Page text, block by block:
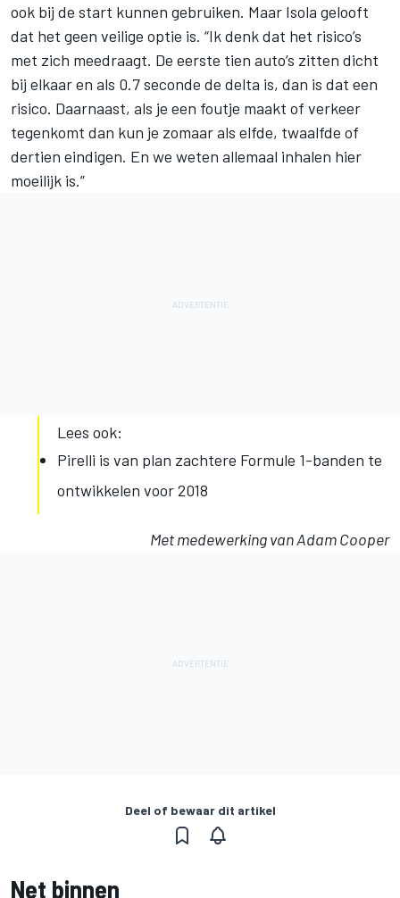
ook bij de start kunnen gebruiken. Maar Isola gelooft
dat het geen veilige optie is. “Ik denk dat het risico’s
met zich meedraagt. De eerste tien auto’s zitten dicht
bij elkaar en als 0.7 seconde de delta is, dan is dat een
risico. Daarnaast, als je een foutje maakt of verkeer
tegenkomt dan kun je zomaar als elfde, twaalfde of
dertien eindigen. En we weten allemaal inhalen hier
moeilijk is.”
Lees ook:
Pirelli is van plan zachtere Formule 1-banden te
ontwikkelen voor 2018
Met medewerking van Adam Cooper
Deel of bewaar dit artikel
Net binnen